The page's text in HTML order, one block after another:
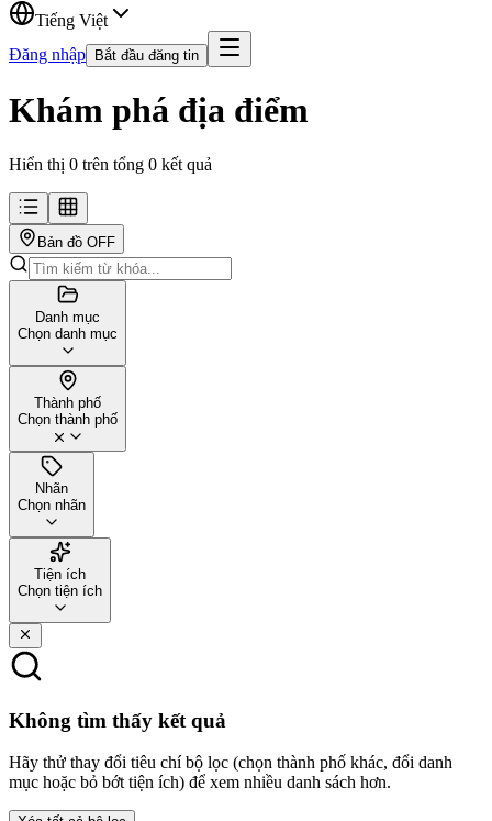
Tiếng Việt
Đăng nhập
Bắt đầu đăng tin
Khám phá địa điểm
Hiển thị 0 trên tổng 0 kết quả
Bản đồ OFF
Danh mục
Chọn danh mục
Thành phố
Chọn thành phố
Nhãn
Chọn nhãn
Tiện ích
Chọn tiện ích
Không tìm thấy kết quả
Hãy thử thay đổi tiêu chí bộ lọc (chọn thành phố khác, đổi danh
mục hoặc bỏ bớt tiện ích) để xem nhiều danh sách hơn.